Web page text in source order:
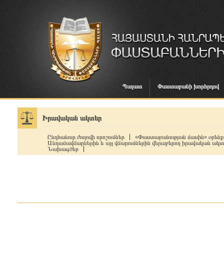
Պալատ Փաստաբանի խորհրդով
Իրավական ակտեր
Ընդհանուր ժողովի որոշումներ
«Փաստաբանության մասին» օրենք
Անդամավճարներին և այլ վճարումներին վերաբերող իրավական
Նախագծեր